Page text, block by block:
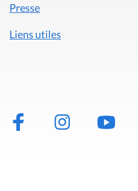
Presse
Liens utiles